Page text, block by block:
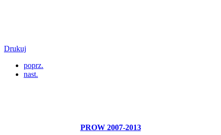
Drukuj
poprz.
nast.
PROW 2007-2013